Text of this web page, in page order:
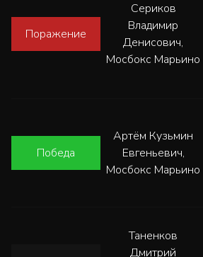
Поражение
Сериков
Владимир
Денисович,
Мосбокс Марьино
Победа
Артём Кузьмин
Евгеньевич,
Мосбокс Марьино
Таненков
Дмитрий